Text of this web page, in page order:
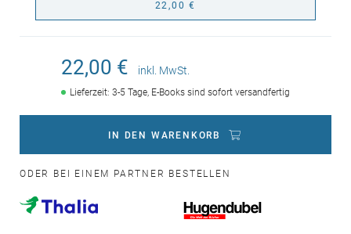
22,00 €
22,00 € inkl. MwSt.
Lieferzeit: 3-5 Tage, E-Books sind sofort versandfertig
IN DEN WARENKORB
ODER BEI EINEM PARTNER BESTELLEN